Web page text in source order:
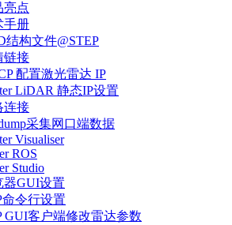
亮点
手册
结构文件@STEP
链接
配置激光雷达 IP
LiDAR 静态IP设置
连接
采集网口端数据
Visualiser
ROS
Studio
器GUI设置
命令行设置
GUI客户端修改雷达参数